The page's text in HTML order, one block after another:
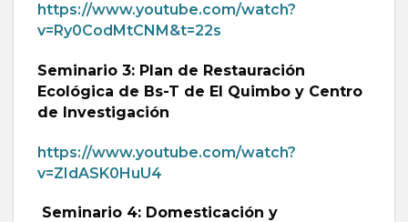
https://www.youtube.com/watch?
v=Ry0CodMtCNM&t=22s
Seminario 3: Plan de Restauración
Ecológica de Bs-T de El Quimbo y Centro
de Investigación
https://www.youtube.com/watch?
v=ZIdASK0HuU4
Seminario 4: Domesticación y